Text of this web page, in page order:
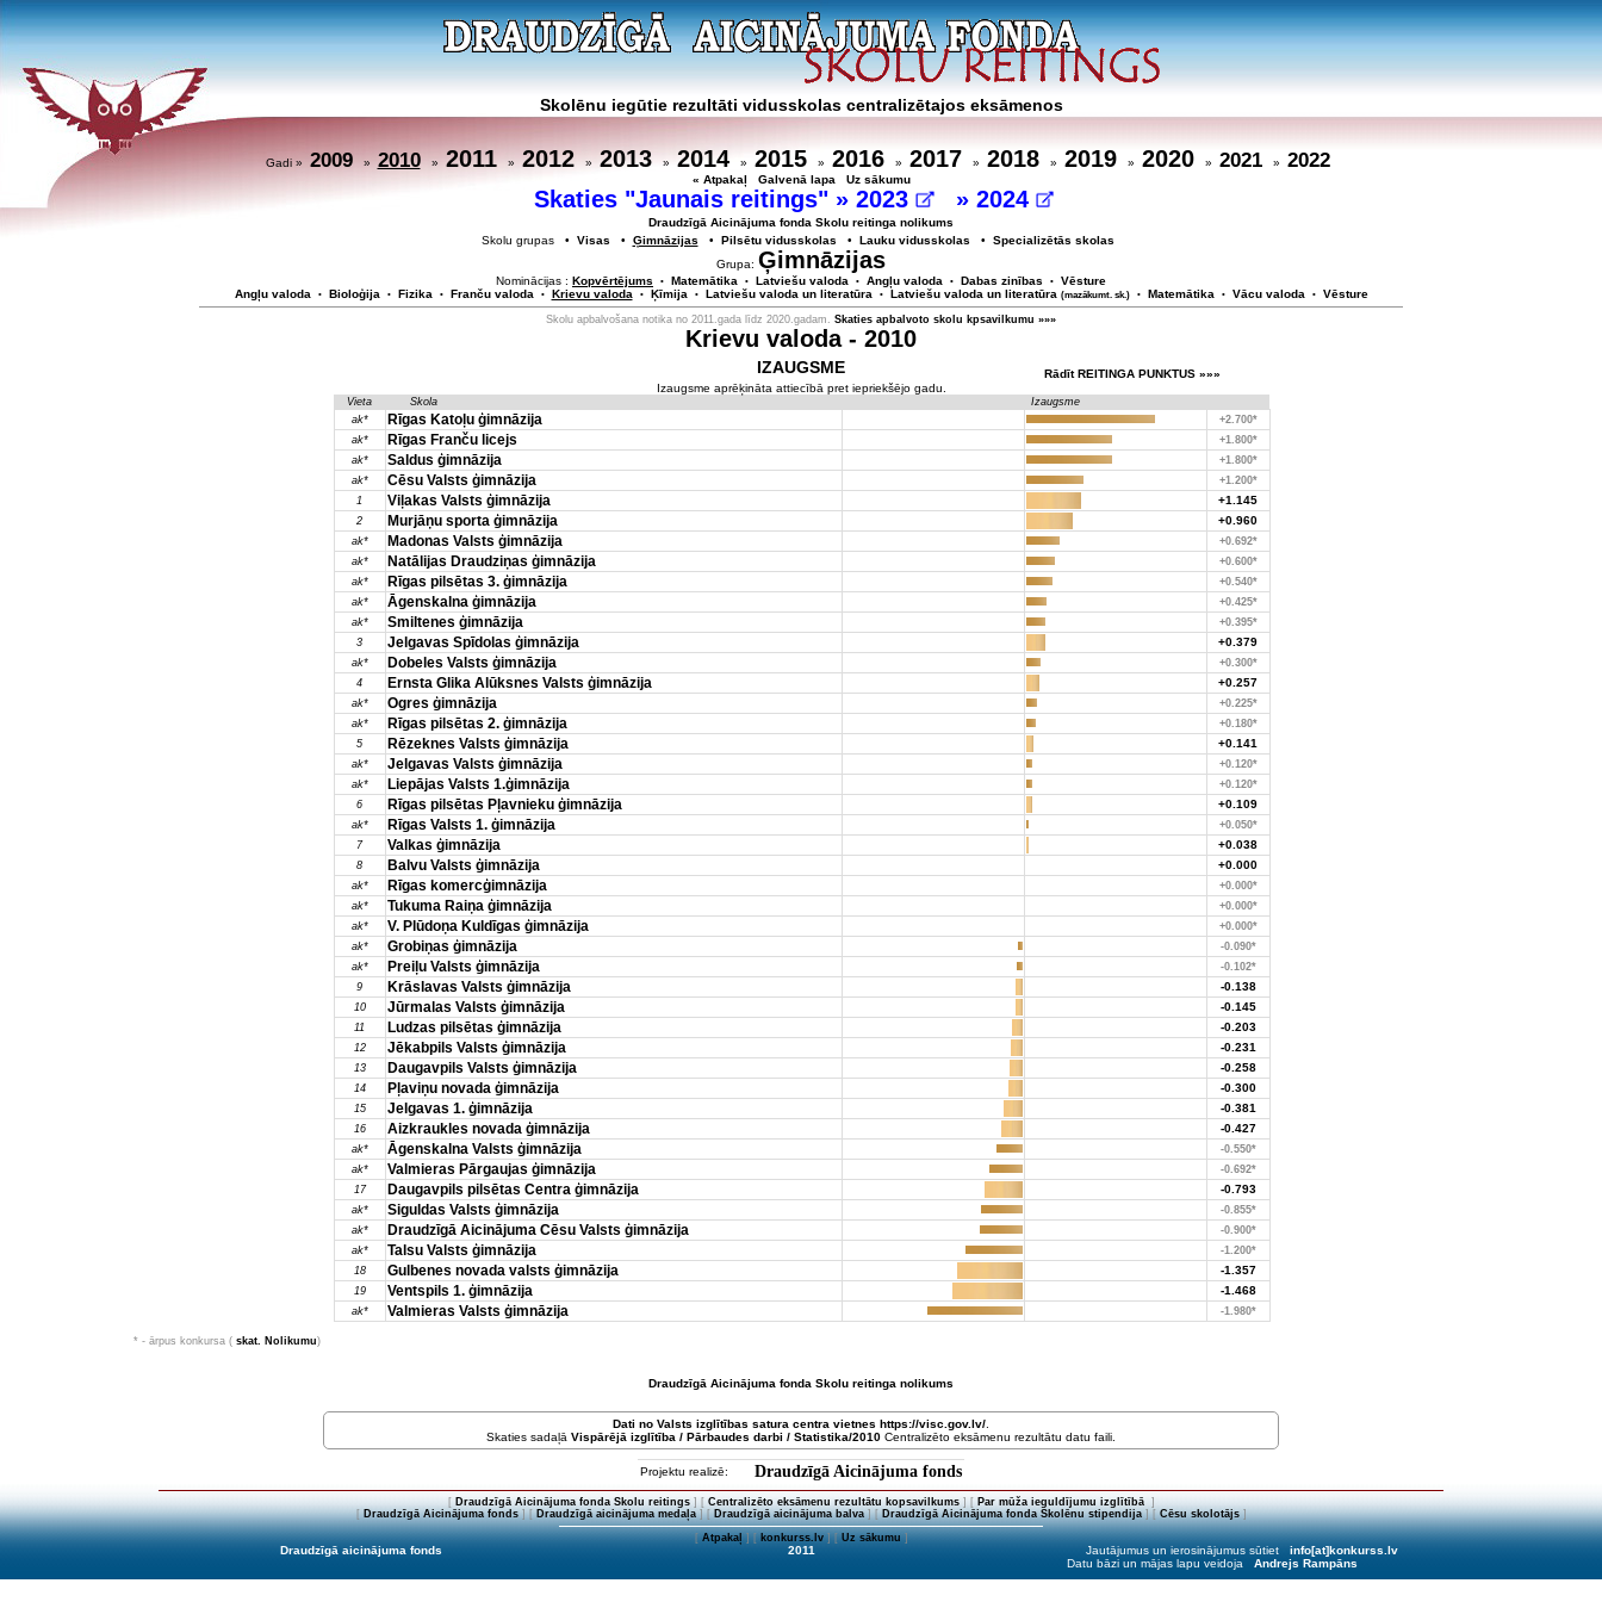
Skolēnu iegūtie rezultāti vidusskolas centralizētajos eksāmenos
Gadi » 2009» 2010» 2011» 2012» 2013» 2014» 2015» 2016» 2017 » 2018» 2019» 2020» 2021» 2022
« Atpakaļ Galvenā lapa Uz sākumu
Skaties "Jaunais reitings" »2023 » 2024
Draudzīgā Aicinājuma fonda Skolu reitinga nolikums
Skolu grupas • Visas • Ģimnāzijas • Pilsētu vidusskolas • Lauku vidusskolas • Specializētās skolas
Grupa: Ģimnāzijas
Nominācijas : Kopvērtējums • Matemātika • Latviešu valoda • Angļu valoda • Dabas zinības • Vēsture
Angļu valoda
• Bioloģija • Fizika • Franču valoda • Krievu valoda • Ķīmija • Latviešu valoda un literatūra • Latviešu valoda un literatūra (mazākumt. sk.) • Matemātika • Vācu valoda • Vēsture
Skolu apbalvošana notika no 2011.gada līdz 2020.gadam. Skaties apbalvoto skolu kpsavilkumu »»»
Krievu valoda - 2010
IZAUGSME
Rādīt REITINGA PUNKTUS »»»
Izaugsme aprēķināta attiecībā pret iepriekšējo gadu.
Vieta Skola
Izaugsme
ak*
Rīgas Katoļu ģimnāzija
+2.700*
ak*
Rīgas Franču licejs
+1.800*
ak*
Saldus ģimnāzija
+1.800*
ak*
Cēsu Valsts ģimnāzija
+1.200*
1
Viļakas Valsts ģimnāzija +1.145
2 Murjāņu sporta ģimnāzija +0.960
ak* Madonas Valsts ģimnāzija
+0.692*
ak*
Natālijas Draudziņas ģimnāzija
+0.600*
ak*
Rīgas pilsētas 3. ģimnāzija
+0.540*
ak*
Āgenskalna ģimnāzija
+0.425*
ak*
Smiltenes ģimnāzija
+0.395*
3
Jelgavas Spīdolas ģimnāzija +0.379
ak* Dobeles Valsts ģimnāzija
+0.300*
4
Ernsta Glika Alūksnes Valsts ģimnāzija +0.257
ak* Ogres ģimnāzija
+0.225*
ak*
Rīgas pilsētas 2. ģimnāzija
+0.180*
5
Rēzeknes Valsts ģimnāzija +0.141
ak* Jelgavas Valsts ģimnāzija
+0.120*
ak*
Liepājas Valsts 1.ģimnāzija
+0.120*
6
Rīgas pilsētas Pļavnieku ģimnāzija +0.109
ak* Rīgas Valsts 1. ģimnāzija
+0.050*
7
Valkas ģimnāzija +0.038
8 Balvu Valsts ģimnāzija +0.000
ak* Rīgas komercģimnāzija
+0.000*
ak*
Tukuma Raiņa ģimnāzija
+0.000*
ak*
V. Plūdoņa Kuldīgas ģimnāzija
+0.000*
ak*
Grobiņas ģimnāzija
-0.090*
ak*
Preiļu Valsts ģimnāzija
-0.102*
9
Krāslavas Valsts ģimnāzija -0.138
10 Jūrmalas Valsts ģimnāzija -0.145
11 Ludzas pilsētas ģimnāzija -0.203
12 Jēkabpils Valsts ģimnāzija -0.231
13 Daugavpils Valsts ģimnāzija -0.258
14 Pļaviņu novada ģimnāzija -0.300
15 Jelgavas 1. ģimnāzija -0.381
16 Aizkraukles novada ģimnāzija -0.427
ak* Āgenskalna Valsts ģimnāzija
-0.550*
ak*
Valmieras Pārgaujas ģimnāzija
-0.692*
17
Daugavpils pilsētas Centra ģimnāzija -0.793
ak* Siguldas Valsts ģimnāzija
-0.855*
ak*
Draudzīgā Aicinājuma Cēsu Valsts ģimnāzija
-0.900*
ak*
Talsu Valsts ģimnāzija
-1.200*
18
Gulbenes novada valsts ģimnāzija -1.357
19 Ventspils 1. ģimnāzija -1.468
ak* Valmieras Valsts ģimnāzija -1.980*
* - ārpus konkursa ( skat. Nolikumu)
Draudzīgā Aicinājuma fonda Skolu reitinga nolikums
Dati no Valsts izglītības satura centra vietnes https://visc.gov.lv/
Skaties sadaļā Vispārējā izglītība / Pārbaudes darbi / Statistika/2010 Centralizēto eksāmenu rezultātu datu faili.
Projektu realizē: Draudzīgā Aicinājuma fonds
[ Draudzīgā Aicinājuma fonda Skolu reitings] [ Centralizēto eksāmenu rezultātu kopsavilkums] [ Par mūža ieguldījumu izglītībā ]
[Draudzīgā Aicinājuma fonds] [Draudzīgā aicinājuma medaļa] [Draudzīgā aicinājuma balva] [Draudzīgā Aicinājuma fonda Skolēnu stipendija] [Cēsu skolotājs]
[Atpakaļ] [konkurss.lv] [Uz sākumu]
Draudzīgā aicinājuma fonds 2011 Jautājumus un ierosinājumus sūtiet info[at]konkurss.lv
Datu bāzi un mājas lapu veidoja Andrejs Rampāns